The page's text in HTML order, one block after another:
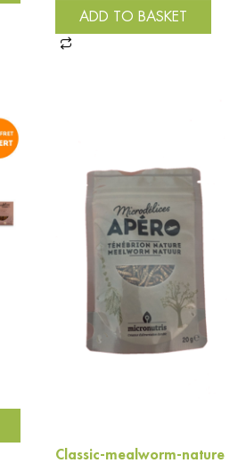
ADD TO BASKET
Classic-mealworm-nature